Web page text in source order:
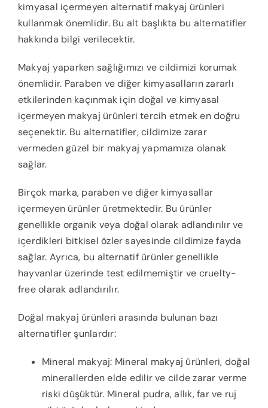
kimyasal içermeyen alternatif makyaj ürünleri
kullanmak önemlidir. Bu alt başlıkta bu alternatifler
hakkında bilgi verilecektir.
Makyaj yaparken sağlığımızı ve cildimizi korumak
önemlidir. Paraben ve diğer kimyasalların zararlı
etkilerinden kaçınmak için doğal ve kimyasal
içermeyen makyaj ürünleri tercih etmek en doğru
seçenektir. Bu alternatifler, cildimize zarar
vermeden güzel bir makyaj yapmamıza olanak
sağlar.
Birçok marka, paraben ve diğer kimyasallar
içermeyen ürünler üretmektedir. Bu ürünler
genellikle organik veya doğal olarak adlandırılır ve
içerdikleri bitkisel özler sayesinde cildimize fayda
sağlar. Ayrıca, bu alternatif ürünler genellikle
hayvanlar üzerinde test edilmemiştir ve cruelty-
free olarak adlandırılır.
Doğal makyaj ürünleri arasında bulunan bazı
alternatifler şunlardır:
Mineral makyaj: Mineral makyaj ürünleri, doğal
minerallerden elde edilir ve cilde zarar verme
riski düşüktür. Mineral pudra, allık, far ve ruj